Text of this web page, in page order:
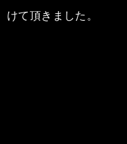
けて頂きました。